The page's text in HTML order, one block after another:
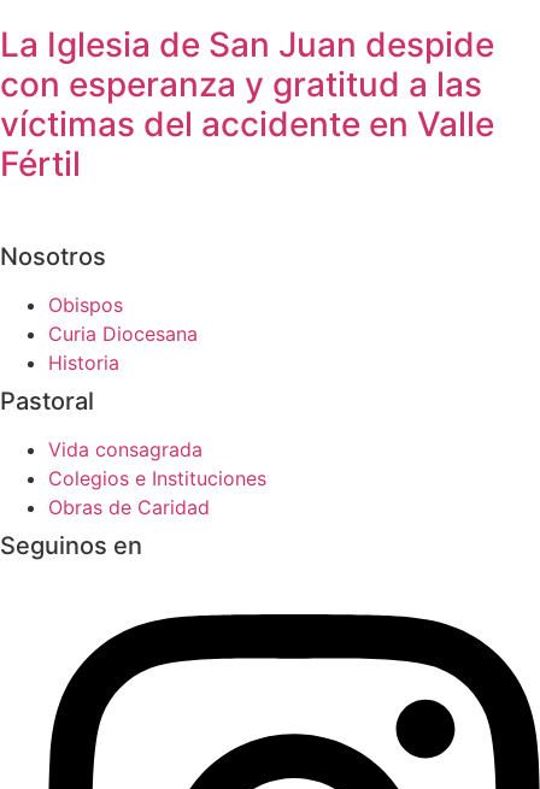
La Iglesia de San Juan despide
con esperanza y gratitud a las
víctimas del accidente en Valle
Fértil
Nosotros
Obispos
Curia Diocesana
Historia
Pastoral
Vida consagrada
Colegios e Instituciones
Obras de Caridad
Seguinos en